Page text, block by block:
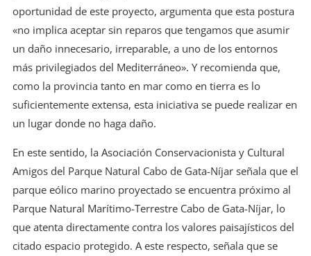
oportunidad de este proyecto, argumenta que esta postura
«no implica aceptar sin reparos que tengamos que asumir
un daño innecesario, irreparable, a uno de los entornos
más privilegiados del Mediterráneo». Y recomienda que,
como la provincia tanto en mar como en tierra es lo
suficientemente extensa, esta iniciativa se puede realizar en
un lugar donde no haga daño.
En este sentido, la Asociación Conservacionista y Cultural
Amigos del Parque Natural Cabo de Gata-Níjar señala que el
parque eólico marino proyectado se encuentra próximo al
Parque Natural Marítimo-Terrestre Cabo de Gata-Níjar, lo
que atenta directamente contra los valores paisajísticos del
citado espacio protegido. A este respecto, señala que se